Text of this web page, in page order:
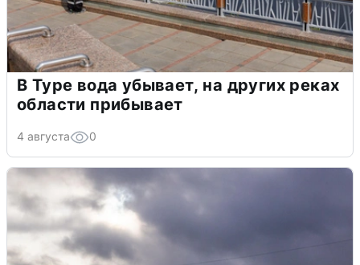
В Туре вода убывает, на других реках
области прибывает
4 августа 0